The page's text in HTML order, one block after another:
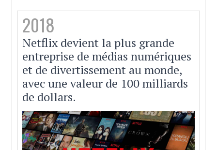
2018
Netflix devient la plus grande
entreprise de médias numériques
et de divertissement au monde,
avec une valeur de 100 milliards
de dollars.